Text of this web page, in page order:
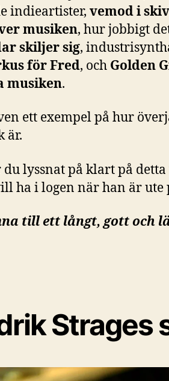
indieartister, vemod i
musiken, hur jobbigt
skiljer sig,
för Fred, och Golden
musiken.
ett exempel på hur
är.
du lyssnat på klart på
ha i logen när han är ute
till ett långt, gott och
Strages